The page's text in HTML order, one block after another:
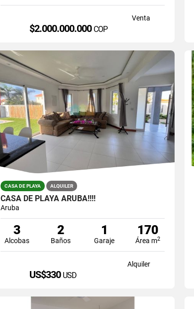
Venta
$2.000.000.000 COP
CASA DE PLAYA ALQUILER
CASA DE PLAYA ARUBA!!!!
Aruba
3
Alcobas
2
Baños
1
Garaje
170
Área m2
Alquiler
US$330 USD